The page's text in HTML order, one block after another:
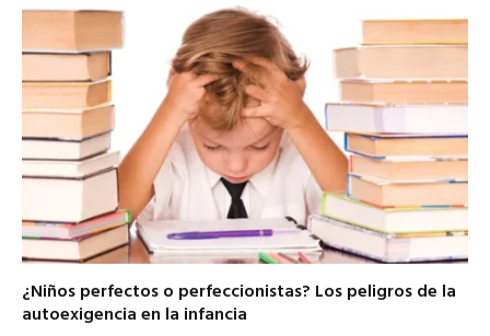
¿Niños perfectos o perfeccionistas? Los peligros de la
autoexigencia en la infancia